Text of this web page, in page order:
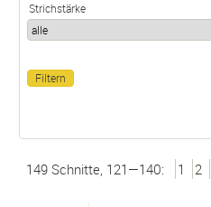
Strichstärke
149 Schnitte, 121—140: 1 2